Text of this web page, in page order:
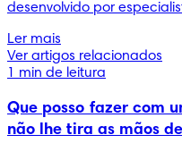
desenvolvido por
Ler mais
Ver artigos relacionados
1 min de leitura
Que posso fazer com
não lhe tira as mãos